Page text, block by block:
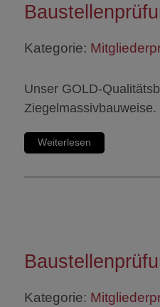
Kategorie:
Unser GOLD-
Weiterlesen
Kategorie: